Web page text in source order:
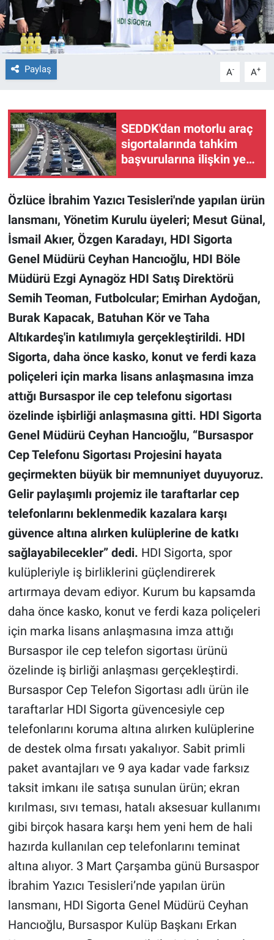
Paylaş A- A+
SEDDK'dan motorlu araç
sigortalarında tahkim
başvurularına ilişkin yeni
düzenleme
Özlüce İbrahim Yazıcı Tesisleri'nde yapılan ürün
lansmanı, Yönetim Kurulu üyeleri; Mesut Günal,
İsmail Akıer, Özgen Karadayı, HDI Sigorta
Genel Müdürü Ceyhan Hancıoğlu, HDI Böle
Müdürü Ezgi Aynagöz HDI Satış Direktörü
Semih Teoman, Futbolcular; Emirhan Aydoğan,
Burak Kapacak, Batuhan Kör ve Taha
Altıkardeş'in katılımıyla gerçekleştirildi. HDI
Sigorta, daha önce kasko, konut ve ferdi kaza
poliçeleri için marka lisans anlaşmasına imza
attığı Bursaspor ile cep telefonu sigortası
özelinde işbirliği anlaşmasına gitti. HDI Sigorta
Genel Müdürü Ceyhan Hancıoğlu, “Bursaspor
Cep Telefonu Sigortası Projesini hayata
geçirmekten büyük bir memnuniyet duyuyoruz.
Gelir paylaşımlı projemiz ile taraftarlar cep
telefonlarını beklenmedik kazalara karşı
güvence altına alırken kulüplerine de katkı
sağlayabilecekler” dedi. HDI Sigorta, spor
kulüpleriyle iş birliklerini güçlendirerek
artırmaya devam ediyor. Kurum bu kapsamda
daha önce kasko, konut ve ferdi kaza poliçeleri
için marka lisans anlaşmasına imza attığı
Bursaspor ile cep telefon sigortası ürünü
özelinde iş birliği anlaşması gerçekleştirdi.
Bursaspor Cep Telefon Sigortası adlı ürün ile
taraftarlar HDI Sigorta güvencesiyle cep
telefonlarını koruma altına alırken kulüplerine
de destek olma fırsatı yakalıyor. Sabit primli
paket avantajları ve 9 aya kadar vade farksız
taksit imkanı ile satışa sunulan ürün; ekran
kırılması, sıvı teması, hatalı aksesuar kullanımı
gibi birçok hasara karşı hem yeni hem de hali
hazırda kullanılan cep telefonlarını teminat
altına alıyor. 3 Mart Çarşamba günü Bursaspor
İbrahim Yazıcı Tesisleri’nde yapılan ürün
lansmanı, HDI Sigorta Genel Müdürü Ceyhan
Hancıoğlu, Bursaspor Kulüp Başkanı Erkan